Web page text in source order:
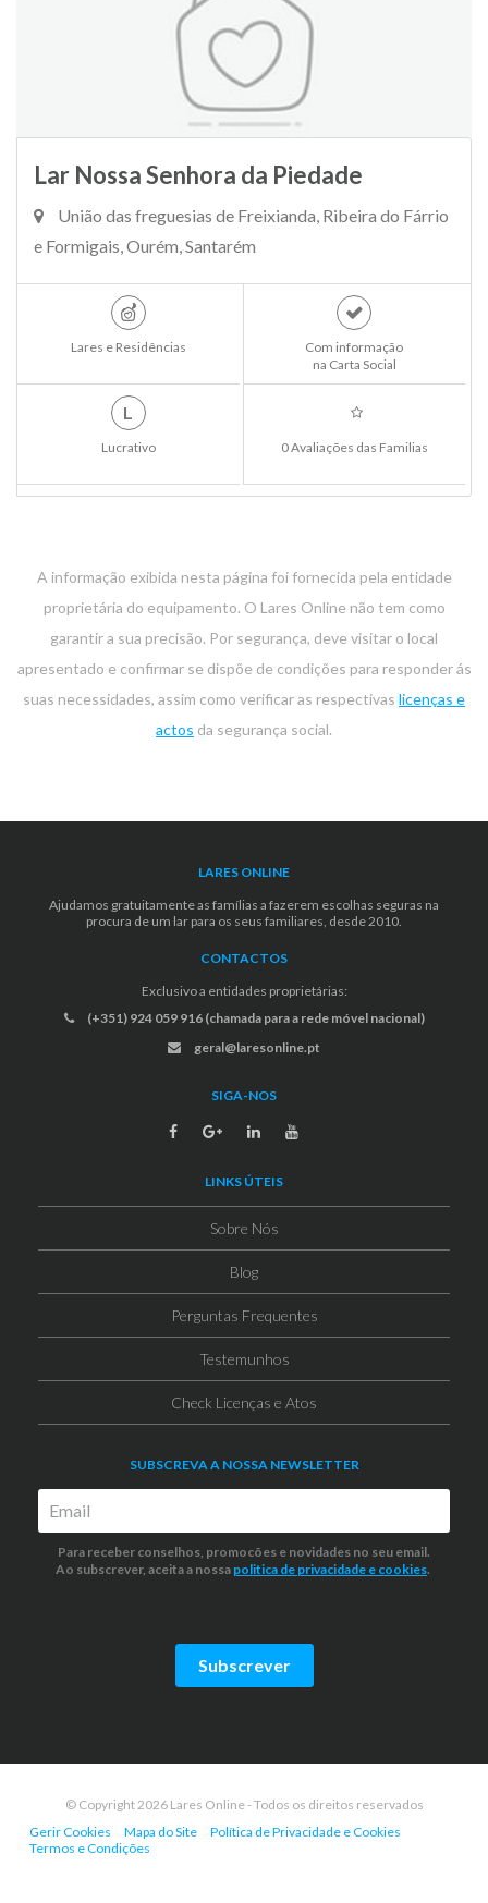
Lar Nossa Senhora da Piedade
União das freguesias de Freixianda, Ribeira do Fárrio
e Formigais, Ourém, Santarém
Lares e Residências
Com informação
na Carta Social
L
Lucrativo 0 Avaliações das Familias
A informação exibida nesta página foi fornecida pela entidade
proprietária do equipamento. O Lares Online não tem como
garantir a sua precisão. Por segurança, deve visitar o local
apresentado e confirmar se dispõe de condições para responder ás
suas necessidades, assim como verificar as respectivas licenças e
actos da segurança social.
LARES ONLINE
Ajudamos gratuitamente as famílias a fazerem escolhas seguras na
procura de um lar para os seus familiares, desde 2010.
CONTACTOS
Exclusivo a entidades proprietárias:
(+351) 924 059 916 (chamada para a rede móvel nacional)
geral@laresonline.pt
SIGA-NOS
LINKS ÚTEIS
Sobre Nós
Blog
Perguntas Frequentes
Testemunhos
Check Licenças e Atos
SUBSCREVA A NOSSA NEWSLETTER
Para receber conselhos, promocões e novidades no seu email.
Ao subscrever, aceita a nossa politica de privacidade e cookies.
Subscrever
© Copyright 2026 Lares Online - Todos os direitos reservados
Gerir Cookies
Mapa do Site
Política de Privacidade e Cookies
Termos e Condições